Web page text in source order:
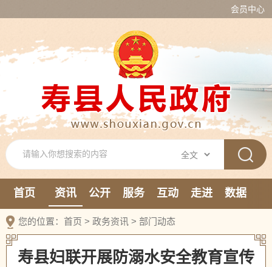
会员中心
首页 资讯 公开 服务 互动 走进
数据
新媒体
您的位置： 首页 > 政务资讯 > 部门动态
寿县妇联开展防溺水安全教育宣传